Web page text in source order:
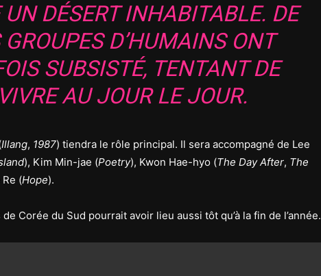
UN DÉSERT INHABITABLE. DE
D’HUMAINS ONT
SUBSISTÉ, TENTANT DE
AU JOUR LE JOUR.
Illang, 1987) tiendra le rôle principal. Il sera accompagné de Lee
), Kim Min-jae (Poetry), Kwon Hae-hyo (The Day After, The
(Hope).
Corée du Sud pourrait avoir lieu aussi tôt qu’à la fin de l’année.